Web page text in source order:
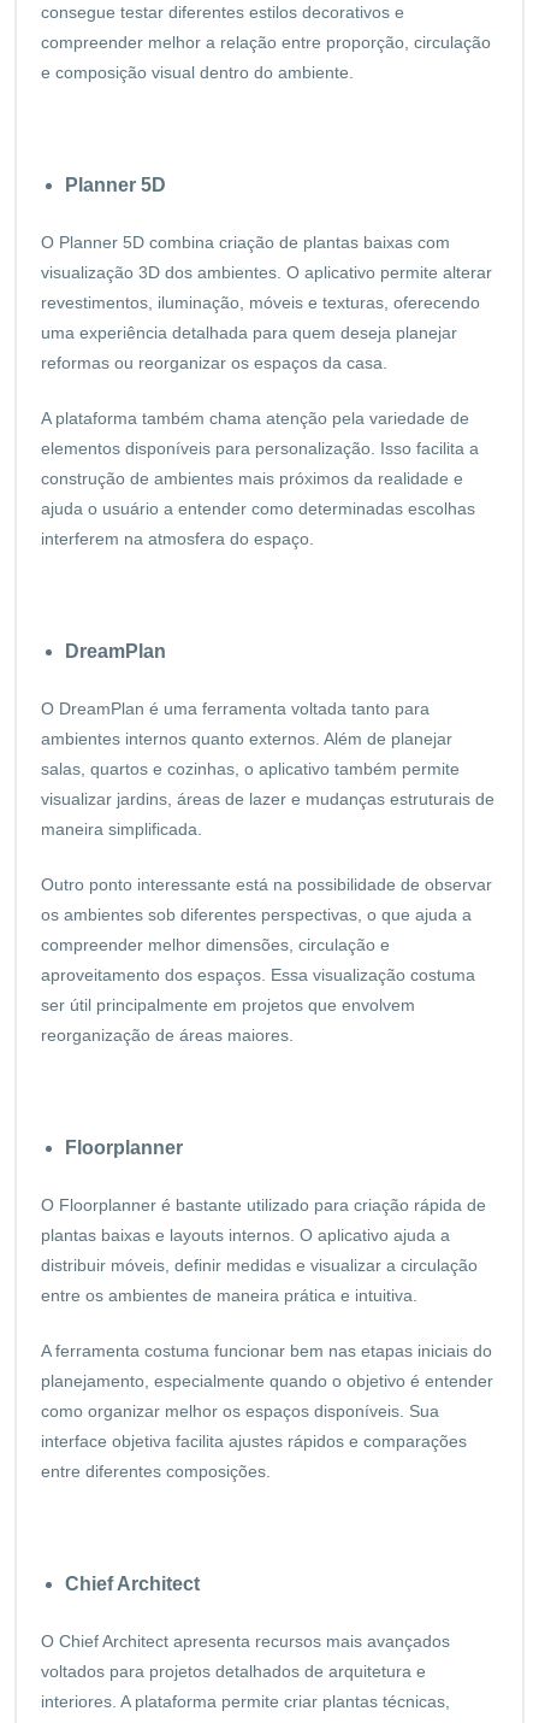
consegue testar diferentes estilos decorativos e
compreender melhor a relação entre proporção, circulação
e composição visual dentro do ambiente.
Planner 5D
O Planner 5D combina criação de plantas baixas com
visualização 3D dos ambientes. O aplicativo permite alterar
revestimentos, iluminação, móveis e texturas, oferecendo
uma experiência detalhada para quem deseja planejar
reformas ou reorganizar os espaços da casa.
A plataforma também chama atenção pela variedade de
elementos disponíveis para personalização. Isso facilita a
construção de ambientes mais próximos da realidade e
ajuda o usuário a entender como determinadas escolhas
interferem na atmosfera do espaço.
DreamPlan
O DreamPlan é uma ferramenta voltada tanto para
ambientes internos quanto externos. Além de planejar
salas, quartos e cozinhas, o aplicativo também permite
visualizar jardins, áreas de lazer e mudanças estruturais de
maneira simplificada.
Outro ponto interessante está na possibilidade de observar
os ambientes sob diferentes perspectivas, o que ajuda a
compreender melhor dimensões, circulação e
aproveitamento dos espaços. Essa visualização costuma
ser útil principalmente em projetos que envolvem
reorganização de áreas maiores.
Floorplanner
O Floorplanner é bastante utilizado para criação rápida de
plantas baixas e layouts internos. O aplicativo ajuda a
distribuir móveis, definir medidas e visualizar a circulação
entre os ambientes de maneira prática e intuitiva.
A ferramenta costuma funcionar bem nas etapas iniciais do
planejamento, especialmente quando o objetivo é entender
como organizar melhor os espaços disponíveis. Sua
interface objetiva facilita ajustes rápidos e comparações
entre diferentes composições.
Chief Architect
O Chief Architect apresenta recursos mais avançados
voltados para projetos detalhados de arquitetura e
interiores. A plataforma permite criar plantas técnicas,